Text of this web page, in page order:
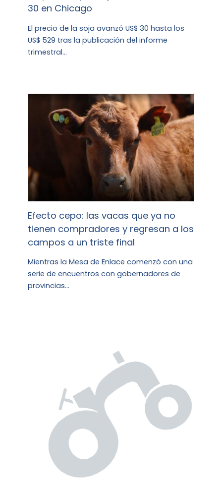
30 en Chicago
El precio de la soja avanzó US$ 30 hasta los
US$ 529 tras la publicación del informe
trimestral…
Efecto cepo: las vacas que ya no
tienen compradores y regresan a los
campos a un triste final
Mientras la Mesa de Enlace comenzó con una
serie de encuentros con gobernadores de
provincias…